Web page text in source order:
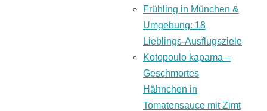
Frühling in München &
Umgebung: 18
Lieblings-Ausflugsziele
Kotopoulo kapama –
Geschmortes
Hähnchen in
Tomatensauce mit Zimt